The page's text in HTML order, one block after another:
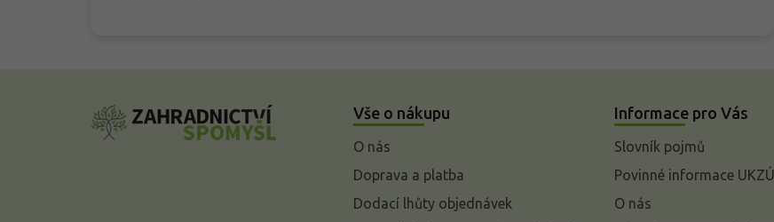
Vše o nákupu
O nás
Doprava a platba
Dodací lhůty objednávek
Informace pro Vás
Slovník pojmů
Povinné informace
O nás